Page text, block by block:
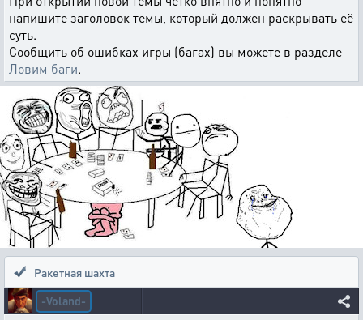
напишите заголовок темы, который должен раскрывать её
суть.
Сообщить об ошибках игры (багах) вы можете в разделе
Ловим баги.
Ракетная шахта
-Voland-